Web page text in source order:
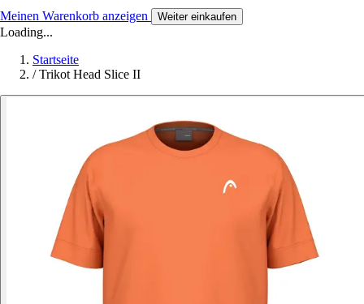
Meinen Warenkorb anzeigen Weiter einkaufen
Loading...
Startseite
/ Trikot Head Slice II